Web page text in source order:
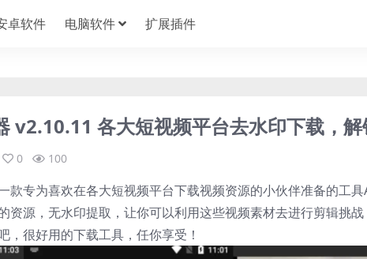
卓软件 电脑软件 扩展插件
v2.10.11 各大短视频平台去水印下载，
0 100
款专为喜欢在各大短视频平台下载视频资源的小伙伴准备的工
资源，无水印提取，让你可以利用这些视频素材去进行剪辑挑
，很好用的下载工具，任你享受！